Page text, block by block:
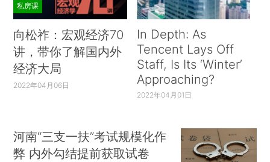
私房课
向松祚：宏观经济70
讲，带你了解国内外
经济大局
2022年04月06日
In Depth: As
Tencent Lays Off
Staff, Is Its ‘Winter’
Approaching?
2022年04月01日
河南“三支一扶”考试规模化作
弊 内外勾结提前获取试卷